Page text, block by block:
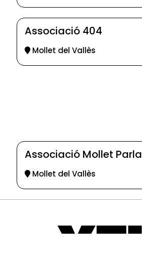
Associació 404
Mollet del Vallès
Associació Mollet Parla
Mollet del Vallès